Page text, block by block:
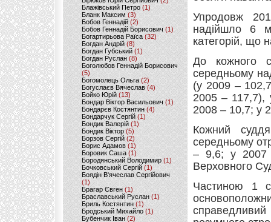
Блажівський Петро (1)
Бланк Максим(3)
Бобов Геннадій (2)
Бобов Геннадій Борисович (1)
Богартирьова Раїса (32)
Богдан Андрій(8)
Богдан Губський (1)
Богдан Руслан(8)
Боголюбов Геннадій Борисович
(5)
Богомолець Ольга (2)
Богуслаєв Вячеслав (4)
Бойко Юрій (13)
Бондар Віктор Васильович (1)
Бондарєв Костянтин (4)
Бондарчук Сергій(1)
Бондик Валерій (1)
Бондик Віктор(5)
Борзов Сергiй (2)
Борис Адамов(1)
Боровик Саша (1)
Бородянський Володимир (1)
Бочковський Сергій (1)
Боядін В'ячеслав Сергійович
(1)
Брагар Євген (1)
Браславський Руслан (1)
Бриль Костянтин (1)
Бродський Михайло (1)
Бубенчик Іван(2)
Упродовж
надійшло 6
категорій, що
До кожного
середньому
(у 2009 –
2005 – 117,7),
2008 – 10,7; у
Кожний
середньому
– 9,6; у
Верховного
Частиною 1